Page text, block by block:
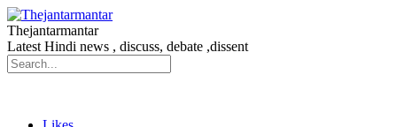
Thejantarmantar
Latest Hindi news , discuss, debate ,dissent